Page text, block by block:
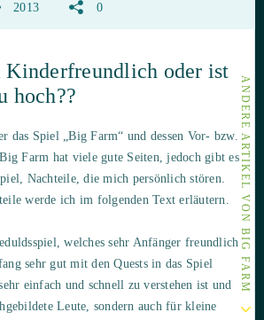
ANDERE ARTIKEL VON BIG FARM
2013 0
Kinderfreundlich oder ist
hoch??
das Spiel „Big Farm“ und dessen Vor- bzw.
Farm hat viele gute Seiten, jedoch gibt es
Nachteile, die mich persönlich stören.
werde ich im folgenden Text erläutern.
welches sehr Anfänger freundlich
sehr gut mit den Quests in das Spiel
einfach und schnell zu verstehen ist und
Leute, sondern auch für kleine